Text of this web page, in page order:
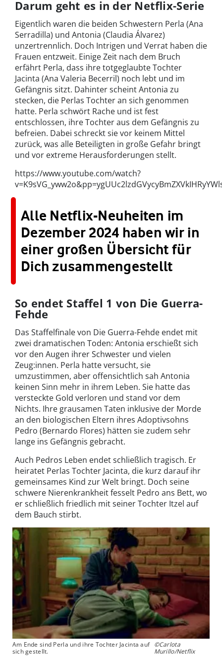
Darum geht es in der Netflix-Serie
Eigentlich waren die beiden Schwestern Perla (Ana
Serradilla) und Antonia (Claudia Álvarez)
unzertrennlich. Doch Intrigen und Verrat haben die
Frauen entzweit. Einige Zeit nach dem Bruch
erfährt Perla, dass ihre totgeglaubte Tochter
Jacinta (Ana Valeria Becerril) noch lebt und im
Gefängnis sitzt. Dahinter scheint Antonia zu
stecken, die Perlas Tochter an sich genommen
hatte. Perla schwört Rache und ist fest
entschlossen, ihre Tochter aus dem Gefängnis zu
befreien. Dabei schreckt sie vor keinem Mittel
zurück, was alle Beteiligten in große Gefahr bringt
und vor extreme Herausforderungen stellt.
https://www.youtube.com/watch?
Alle Netflix-Neuheiten im
Dezember 2024 haben wir in
einer großen Übersicht für
Dich zusammengestellt
So endet Staffel 1 von Die Guerra-
Fehde
Das Staffelfinale von Die Guerra-Fehde endet mit
zwei dramatischen Toden: Antonia erschießt sich
vor den Augen ihrer Schwester und vielen
Zeug:innen. Perla hatte versucht, sie
umzustimmen, aber offensichtlich sah Antonia
keinen Sinn mehr in ihrem Leben. Sie hatte das
versteckte Gold verloren und stand vor dem
Nichts. Ihre grausamen Taten inklusive der Morde
an den biologischen Eltern ihres Adoptivsohns
Pedro (Bernardo Flores) hätten sie zudem sehr
lange ins Gefängnis gebracht.
Auch Pedros Leben endet schließlich tragisch. Er
heiratet Perlas Tochter Jacinta, die kurz darauf ihr
gemeinsames Kind zur Welt bringt. Doch seine
schwere Nierenkrankheit fesselt Pedro ans Bett, wo
er schließlich friedlich mit seiner Tochter Itzel auf
dem Bauch stirbt.
Am Ende sind Perla und ihre Tochter Jacinta auf
sich gestellt.
©Carlota
Murillo/Netflix